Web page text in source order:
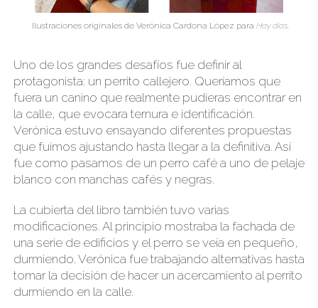
Ilustraciones originales de Verónica Cardona López para Hay días.
Uno de los grandes desafíos fue definir al
protagonista: un perrito callejero. Queríamos que
fuera un canino que realmente pudieras encontrar en
la calle, que evocara ternura e identificación.
Verónica estuvo ensayando diferentes propuestas
que fuimos ajustando hasta llegar a la definitiva. Así
fue como pasamos de un perro café a uno de pelaje
blanco con manchas cafés y negras.
La cubierta del libro también tuvo varias
modificaciones. Al principio mostraba la fachada de
una serie de edificios y el perro se veía en pequeño,
durmiendo. Verónica fue trabajando alternativas hasta
tomar la decisión de hacer un acercamiento al perrito
durmiendo en la calle.